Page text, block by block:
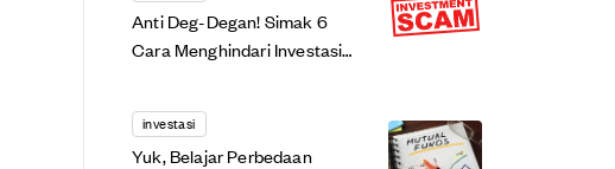
Anti Deg-Degan! Simak 6
Cara Menghindari Investasi
investasi
Yuk, Belajar Perbedaan